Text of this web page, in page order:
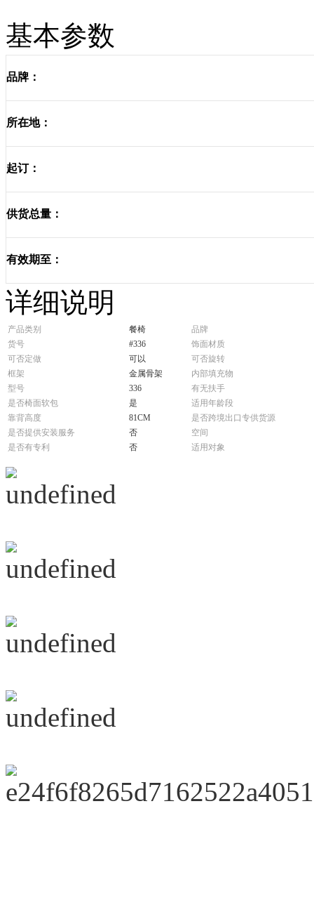
基本参数
品牌：
所在地：
起订：
供货总量：
有效期至：
详细说明
产品类别 餐椅
品牌
货号
#336
饰面材质
可否定做
可以
可否旋转
框架
金属骨架
内部填充物
型号
336
有无扶手
是否椅面软包
是
适用年龄段
靠背高度
81CM
是否跨境出口专供货源
是否提供安装服务
否
空间
是否有专利
否 适用对象